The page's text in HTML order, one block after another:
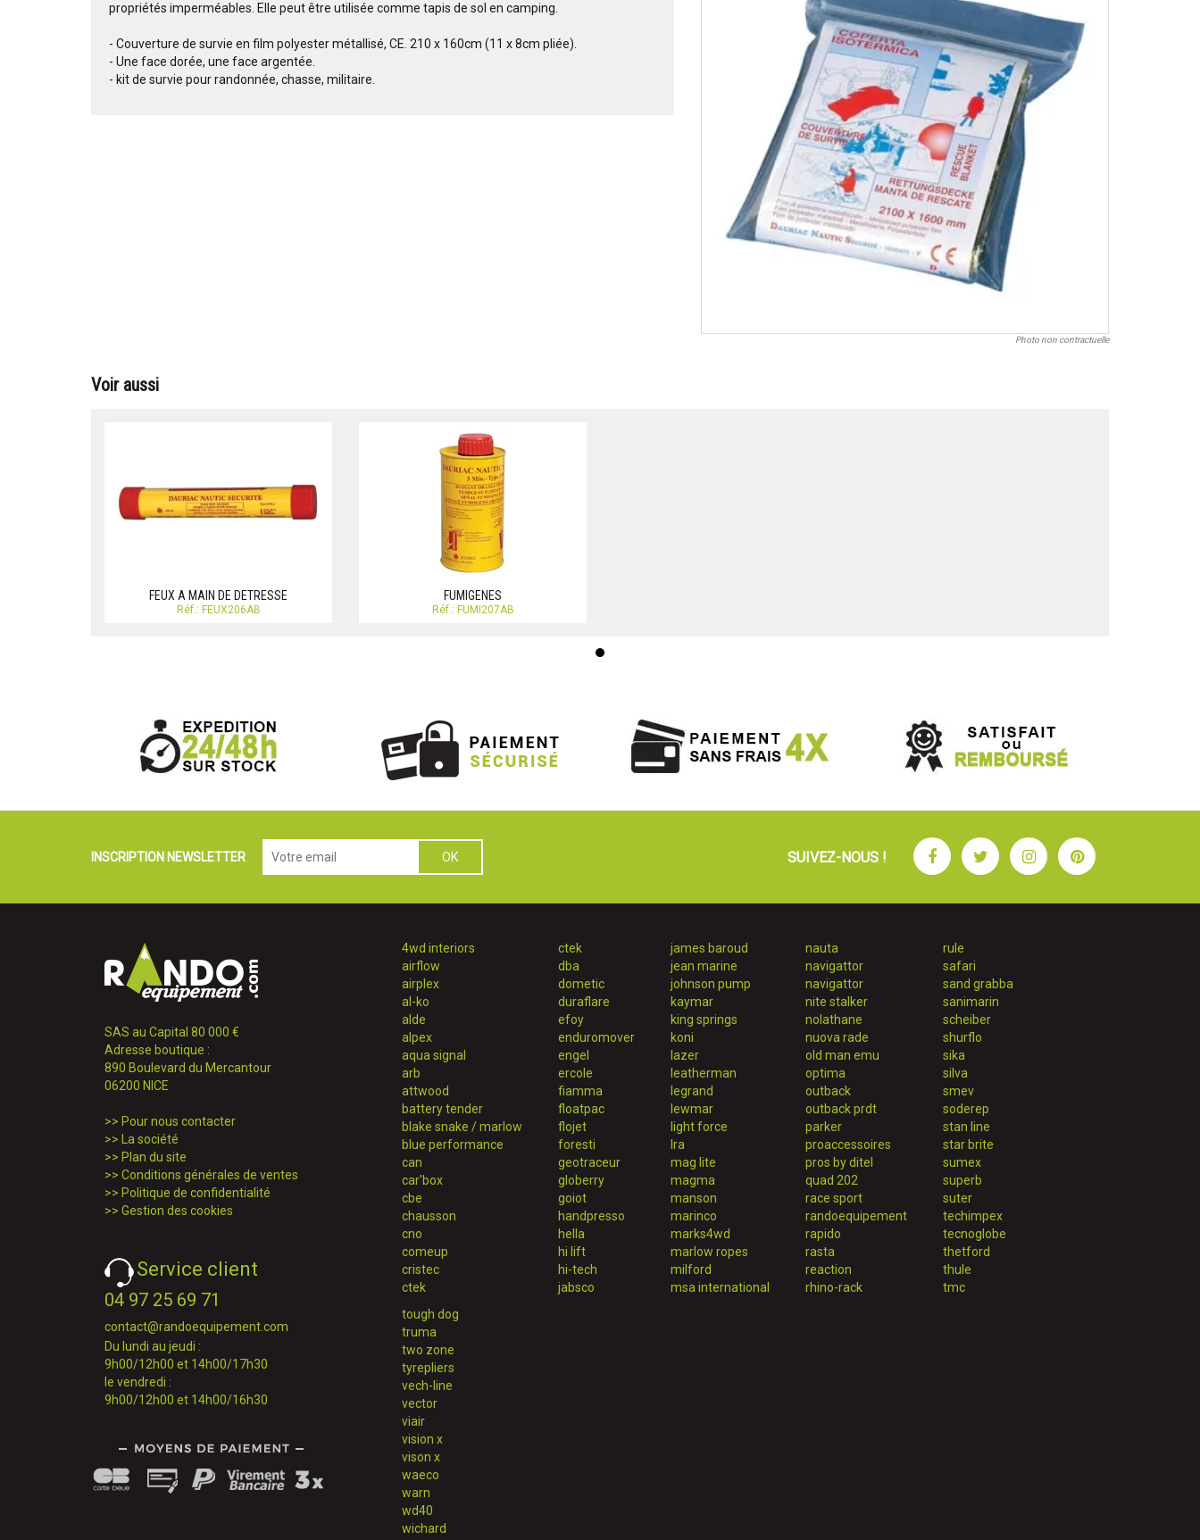
propriétés imperméables. Elle peut être utilisée comme tapis de sol en camping.
- Couverture de survie en film polyester métallisé, CE. 210 x 160cm (11 x 8cm pliée).
- Une face dorée, une face argentée.
- kit de survie pour randonnée, chasse, militaire.
Photo non contractuelle
Voir aussi
FEUX A MAIN DE DETRESSE
Réf.: FEUX206AB
FUMIGENES
Réf.: FUMI207AB
INSCRIPTION NEWSLETTER SUIVEZ-NOUS ! FacebookTwitterInstagramPinterest
SAS au Capital 80 000 €
Adresse boutique :
890 Boulevard du Mercantour
06200 NICE
>> Pour nous contacter
>>
La société
>> Plan du site
>> Conditions générales de ventes
>> Politique de confidentialité
>> Gestion des cookies
Service client
04 97 25 69 71
contact@randoequipement.com
Du lundi au jeudi :
9h00/12h00 et 14h00/17h30
le vendredi :
9h00/12h00 et 14h00/16h30
4wd interiors
airflow
airplex
al-ko
alde
alpex
aqua signal
arb
attwood
battery tender
blake snake / marlow
blue performance
can
car'box
cbe
chausson
cno
comeup
cristec
ctek
ctek
dba
dometic
duraflare
efoy
enduromover
engel
ercole
fiamma
floatpac
flojet
foresti
geotraceur
globerry
goiot
handpresso
hella
hi lift
hi-tech
jabsco
james baroud
jean marine
johnson pump
kaymar
king springs
koni
lazer
leatherman
legrand
lewmar
light force
lra
mag lite
magma
manson
marinco
marks4wd
marlow ropes
milford
msa international
nauta
navigattor
navigattor
nite stalker
nolathane
nuova rade
old man emu
optima
outback
outback prdt
parker
proaccessoires
pros by ditel
quad 202
race sport
randoequipement
rapido
rasta
reaction
rhino-rack
rule
safari
sand grabba
sanimarin
scheiber
shurflo
sika
silva
smev
soderep
stan line
star brite
sumex
superb
suter
techimpex
tecnoglobe
thetford
thule
tmc
tough dog
truma
two zone
tyrepliers
vech-line
vector
viair
vision x
vison x
waeco
warn
wd40
wichard